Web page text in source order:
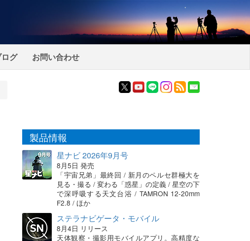
グ お問い合わせ
製品情報
星ナビ 2026年9月号
8月5日 発売
「宇宙兄弟」最終回 / 新月のペルセ群極大を
見る・撮る / 変わる「惑星」の定義 / 星空の下
で深呼吸する天文台浴 / TAMRON 12-20mm
F2.8 / ほか
ステラナビゲータ・モバイル
8月4日 リリース
天体観察・撮影用モバイルアプリ。高精度な